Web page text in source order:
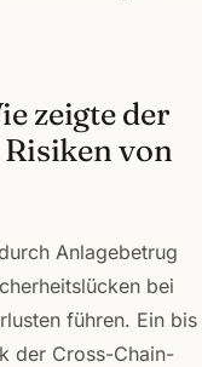
zeigte der
von
Anlagebetrug
bei
führen. Ein bis
der Cross-Chain-